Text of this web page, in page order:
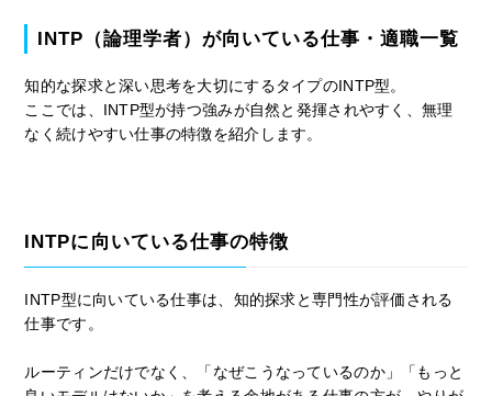
INTP（論理学者）が向いている仕事・適職一覧
知的な探求と深い思考を大切にするタイプのINTP型。
ここでは、INTP型が持つ強みが自然と発揮されやすく、無理
なく続けやすい仕事の特徴を紹介します。
INTPに向いている仕事の特徴
INTP型に向いている仕事は、知的探求と専門性が評価される
仕事です。
ルーティンだけでなく、「なぜこうなっているのか」「もっと